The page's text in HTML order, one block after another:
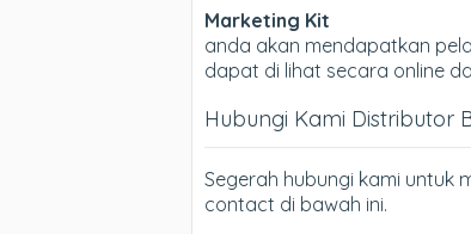
Marketing Kit
anda akan mendapatkan
dapat di lihat secara online
Hubungi Kami Distributor
Segerah hubungi kami untuk
contact di bawah ini.